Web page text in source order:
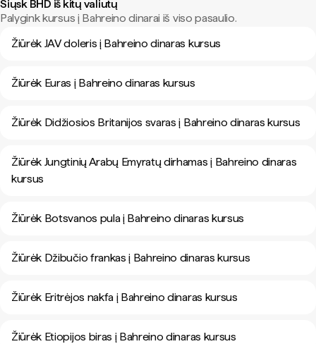
Siųsk BHD iš kitų valiutų
Palygink kursus į Bahreino dinarai iš viso pasaulio.
Žiūrėk JAV doleris į Bahreino dinaras kursus
Žiūrėk Euras į Bahreino dinaras kursus
Žiūrėk Didžiosios Britanijos svaras į Bahreino dinaras kursus
Žiūrėk Jungtinių Arabų Emyratų dirhamas į Bahreino dinaras
kursus
Žiūrėk Botsvanos pula į Bahreino dinaras kursus
Žiūrėk Džibučio frankas į Bahreino dinaras kursus
Žiūrėk Eritrėjos nakfa į Bahreino dinaras kursus
Žiūrėk Etiopijos biras į Bahreino dinaras kursus